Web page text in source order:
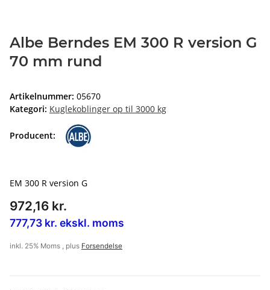
Albe Berndes EM 300 R version G
70 mm rund
Artikelnummer: 05670
Kategori: Kuglekoblinger op til 3000 kg
Producent:
EM 300 R version G
972,16 kr.
777,73 kr. ekskl. moms
inkl. 25% Moms , plus Forsendelse